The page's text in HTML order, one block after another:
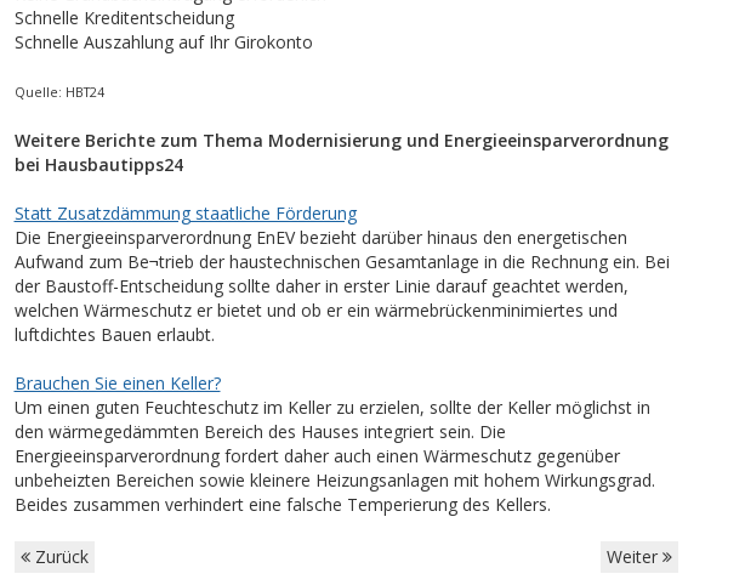
Schnelle Kreditentscheidung
Schnelle Auszahlung auf Ihr Girokonto
Quelle: HBT24
Weitere Berichte zum Thema Modernisierung und Energieeinsparverordnung
bei Hausbautipps24
Statt Zusatzdämmung staatliche Förderung
Die Energieeinsparverordnung EnEV bezieht darüber hinaus den energetischen
Aufwand zum Be¬trieb der haustechnischen Gesamtanlage in die Rechnung ein. Bei
der Baustoff-Entscheidung sollte daher in erster Linie darauf geachtet werden,
welchen Wärmeschutz er bietet und ob er ein wärmebrückenminimiertes und
luftdichtes Bauen erlaubt.
Brauchen Sie einen Keller?
Um einen guten Feuchteschutz im Keller zu erzielen, sollte der Keller möglichst in
den wärmegedämmten Bereich des Hauses integriert sein. Die
Energieeinsparverordnung fordert daher auch einen Wärmeschutz gegenüber
unbeheizten Bereichen sowie kleinere Heizungsanlagen mit hohem Wirkungsgrad.
Beides zusammen verhindert eine falsche Temperierung des Kellers.
Zurück Weiter